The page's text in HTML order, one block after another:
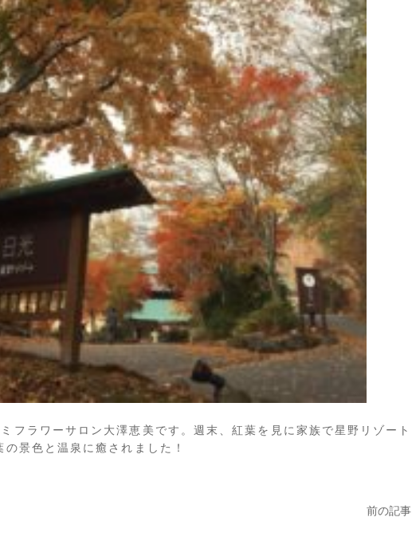
フラワーサロン大澤恵美です。週末、紅葉を見に家族で星野リゾート
景色と温泉に癒されました！
前の記事